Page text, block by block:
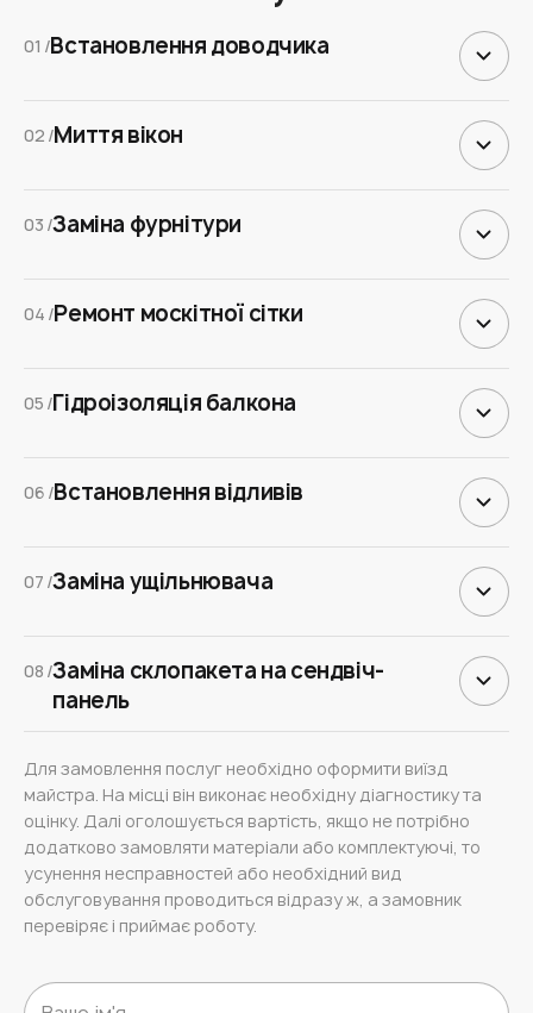
01 /Встановлення доводчика
02 /Миття вікон
03 /Заміна фурнітури
04 /Ремонт москітної сітки
05 /Гідроізоляція балкона
06 /Встановлення відливів
07 /Заміна ущільнювача
08 /Заміна склопакета на сендвіч-
панель
Для замовлення послуг необхідно оформити виїзд
майстра. На місці він виконає необхідну діагностику та
оцінку. Далі оголошується вартість, якщо не потрібно
додатково замовляти матеріали або комплектуючі, то
усунення несправностей або необхідний вид
обслуговування проводиться відразу ж, а замовник
перевіряє і приймає роботу.